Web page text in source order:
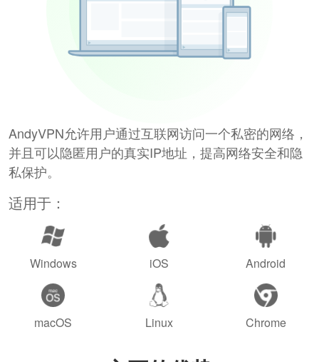
AndyVPN允许用户通过互联网访问一个私密的网络，
并且可以隐匿用户的真实IP地址，提高网络安全和隐
私保护。
适用于：
Windows iOS Android
macOS Linux Chrome